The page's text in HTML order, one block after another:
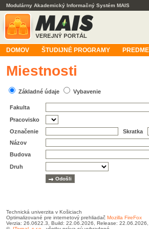
Modulárny Akademický Informačný Systém MAIS
DOMOV ŠTUDIJNÉ PROGRAMY
Miestnosti
Základné údaje Vybavenie
Fakulta
Pracovisko
Označenie
Skratka
Názov
Budova
Druh
Technická univerzita v Košiciach
Optimalizované pre internetový prehliadač Mozilla FireFox
Verzia: 26.0622.3, Build: 22.06.2026, Release: 22.06.2026,